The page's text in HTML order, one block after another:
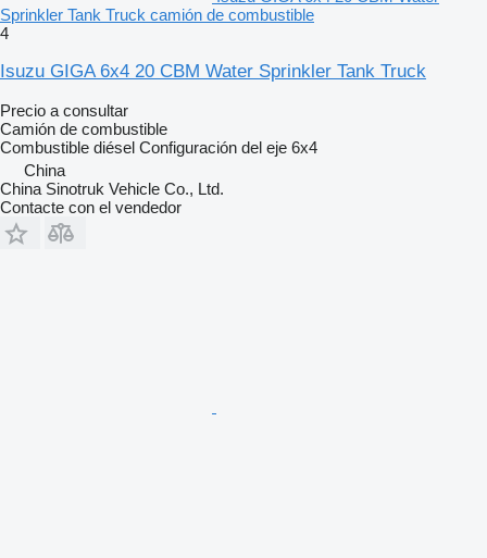
Sprinkler Tank Truck camión de combustible
4
Isuzu GIGA 6x4 20 CBM Water Sprinkler Tank Truck
Precio a consultar
Camión de combustible
Combustible diésel Configuración del eje 6x4
China
China Sinotruk Vehicle Co., Ltd.
Contacte con el vendedor